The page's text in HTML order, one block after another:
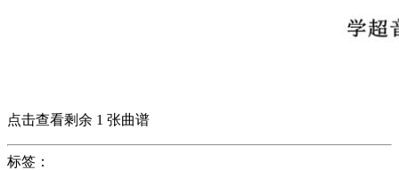
点击查看剩余 1 张曲谱
标签：